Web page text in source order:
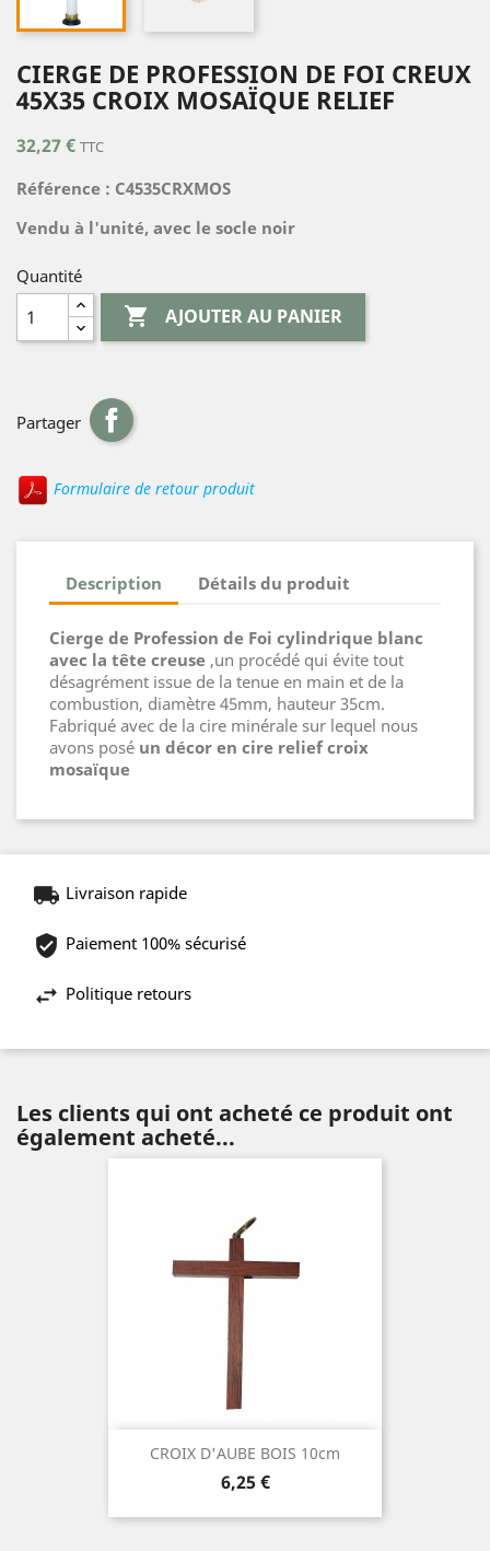
CIERGE DE PROFESSION DE FOI CREUX
45X35 CROIX MOSAÏQUE RELIEF
32,27 € TTC
Référence : C4535CRXMOS
Vendu à l'unité, avec le socle noir
Quantité
 AJOUTER AU PANIER
Partager
Formulaire de retour produit
Description Détails du produit
Cierge de Profession de Foi cylindrique blanc
avec la tête creuse ,un procédé qui évite tout
désagrément issue de la tenue en main et de la
combustion, diamètre 45mm, hauteur 35cm.
Fabriqué avec de la cire minérale sur lequel nous
avons posé un décor en cire relief croix
mosaïque
Livraison rapide
Paiement 100% sécurisé
Politique retours
Les clients qui ont acheté ce produit ont
également acheté...
CROIX D'AUBE BOIS 10cm
Prix
6,25 €